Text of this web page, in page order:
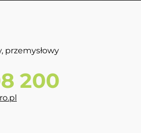
przemysłowy
200